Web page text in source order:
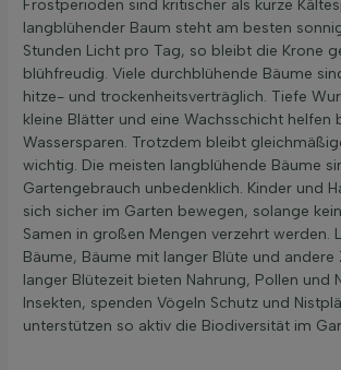
Frostperioden sind kritischer als kurze
langblühender Baum steht am besten
Stunden Licht pro Tag, so bleibt die Krone
blühfreudig. Viele durchblühende Bäume
hitze- und trockenheitsverträglich. Tiefe
kleine Blätter und eine Wachsschicht helfen
Wassersparen. Trotzdem bleibt
wichtig. Die meisten langblühende Bäume
Gartengebrauch unbedenklich. Kinder und
sich sicher im Garten bewegen, solange
Samen in großen Mengen verzehrt werden.
Bäume, Bäume mit langer Blüte und andere
langer Blütezeit bieten Nahrung, Pollen und
Insekten, spenden Vögeln Schutz und
unterstützen so aktiv die Biodiversität im